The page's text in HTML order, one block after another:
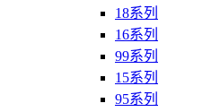
18系列
16系列
99系列
15系列
95系列